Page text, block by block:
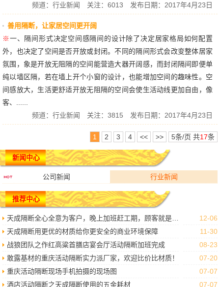
频道： 行业新闻 关注：6013 发布日期：2017年4月23日
善用隔断，让家居空间更开阔
※一、隔间形式决定空间感隔间的设计除了决定居家格局如何配置
外，也决定了空间是否开放或封闭。不同的隔间形式会改变整体居家
氛围，象是开放无阻隔的空间能营造大器开阔感，而封闭隔间即便单
纯以墙区隔，若在墙上开个小窗的设计，也能增加空间的趣味性。空
间感放大，生活更舒适开放无阻隔的空间会使生活动线更加自由，像
客、......
频道： 行业新闻 关注：3815 发布日期：2017年4月23日
1 2 3 4 << >> 5条/页 共17条
新闻中心
公司新闻 行业新闻
推荐中心
天成隔断全心全意为客户，晚上加班赶工期，顾客就是上帝我们做到了。
12-06
天成隔断用更优的材质给你更安全的商业环境保障
11-30
战狼团队之作红高粱首膳店宴会厅活动隔断加班完成
08-23
敢露基材的重庆活动隔断实力派厂家，欢迎比价比材质！
07-20
重庆活动隔断现场手机拍摄的现场图
07-07
酒店活动隔断之天成隔断使用的五金耗材
07-07